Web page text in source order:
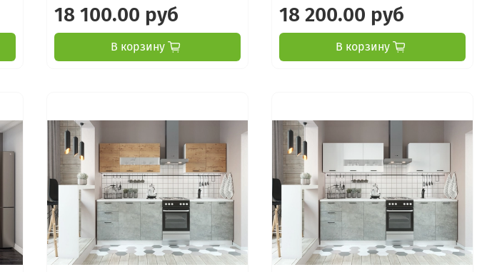
18 100.00 руб
В корзину
18 200.00 руб
В корзину